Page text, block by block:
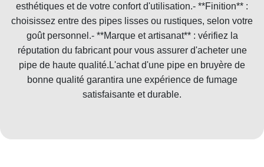
esthétiques et de votre confort d'utilisation.- **Finition** :
choisissez entre des pipes lisses ou rustiques, selon votre
goût personnel.- **Marque et artisanat** : vérifiez la
réputation du fabricant pour vous assurer d'acheter une
pipe de haute qualité.L'achat d'une pipe en bruyère de
bonne qualité garantira une expérience de fumage
satisfaisante et durable.